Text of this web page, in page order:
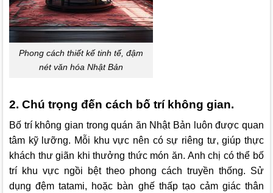
Phong cách thiết kế tinh tế, đậm
nét văn hóa Nhật Bản
2. Chú trọng đến cách bố trí không gian.
Bố trí không gian trong quán ăn Nhật Bản luôn được quan
tâm kỹ lưỡng. Mỗi khu vực nên có sự riêng tư, giúp thực
khách thư giãn khi thưởng thức món ăn. Anh chị có thể bố
trí khu vực ngồi bệt theo phong cách truyền thống. Sử
dụng đệm tatami, hoặc bàn ghế thấp tạo cảm giác thân